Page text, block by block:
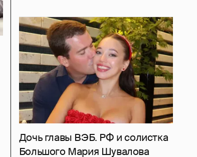
Дочь главы ВЭБ. РФ и солистка
Большого Мария Шувалова